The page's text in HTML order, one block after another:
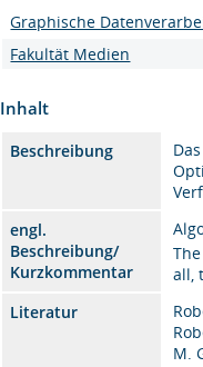
Graphische
Fakultät Medien
Inhalt
Beschreibung
engl.
Beschreibung/
Kurzkommentar
all,
Literatur
M.